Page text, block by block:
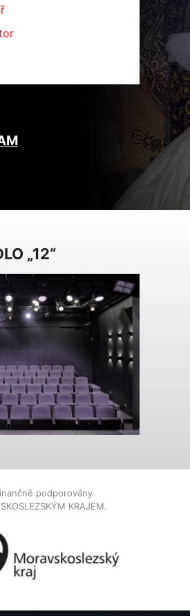
„12“
podporovány
KRAJEM.